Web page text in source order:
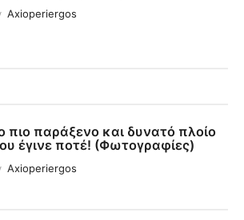
Axioperiergos
πιο παράξενο και δυνατό πλοίο
έγινε ποτέ! (Φωτογραφίες)
Axioperiergos